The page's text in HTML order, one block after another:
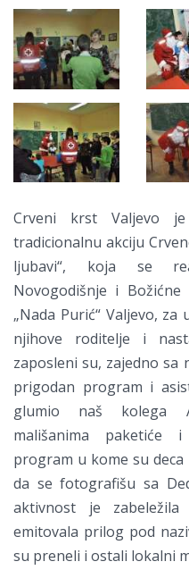
Crveni krst Valjevo
tradicionalnu akciju
ljubavi“, koja se
Novogodišnje i
„Nada Purić“ Valjevo,
njihove roditelje i
zaposleni su, zajedno sa
prigodan program i
glumio naš kolega
mališanima paketiće
program u kome su
da se fotografišu sa
aktivnost je
emitovala prilog pod
su preneli i ostali lokalni